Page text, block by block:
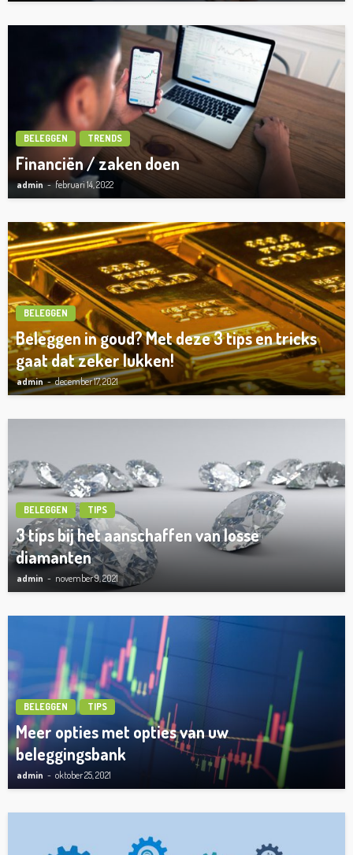
BELEGGEN TRENDS
Financiën / zaken doen
admin februari 14, 2022
BELEGGEN
Beleggen in goud? Met deze 3 tips en tricks
gaat dat zeker lukken!
admin december 17, 2021
BELEGGEN TIPS
3 tips bij het aanschaffen van losse
diamanten
admin november 9, 2021
BELEGGEN TIPS
Meer opties met opties van uw
beleggingsbank
admin oktober 25, 2021